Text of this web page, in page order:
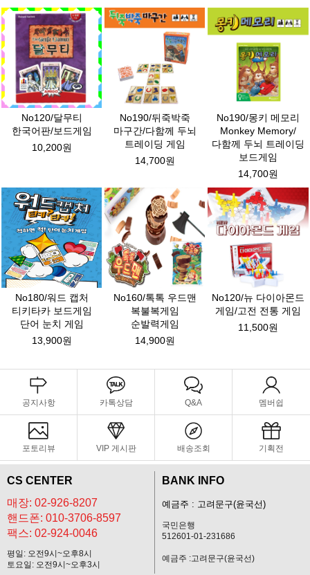
No120/달무티
한국어판/보드게임
10,200원
No190/뒤죽박죽
마구간/다함께 두뇌
트레이딩 게임
14,700원
No190/몽키 메모리
Monkey Memory/
다함께 두뇌 트레이딩
보드게임
14,700원
No180/워드 캡처
티키타카 보드게임
단어 눈치 게임
13,900원
No160/톡톡 우드맨
복불복게임
순발력게임
14,900원
No120/뉴 다이아몬드
게임/고전 전통 게임
11,500원
공지사항 카톡상담 Q&A 멤버쉽
포토리뷰 VIP 게시판 배송조회 기획전
CS CENTER
매장: 02-926-8207
핸드폰: 010-3706-8597
팩스: 02-924-0046
평일: 오전9시~오후8시
토요일: 오전9시~오후3시
BANK INFO
예금주 : 고려문구(윤국선)
국민은행
512601-01-231686
예금주 :고려문구(윤국선)